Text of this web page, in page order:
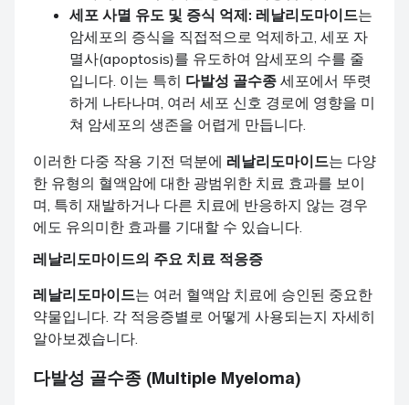
세포 사멸 유도 및 증식 억제: 레날리도마이드는
암세포의 증식을 직접적으로 억제하고, 세포 자
멸사(apoptosis)를 유도하여 암세포의 수를 줄
입니다. 이는 특히 다발성 골수종 세포에서 뚜렷
하게 나타나며, 여러 세포 신호 경로에 영향을 미
쳐 암세포의 생존을 어렵게 만듭니다.
이러한 다중 작용 기전 덕분에 레날리도마이드는 다양
한 유형의 혈액암에 대한 광범위한 치료 효과를 보이
며, 특히 재발하거나 다른 치료에 반응하지 않는 경우
에도 유의미한 효과를 기대할 수 있습니다.
레날리도마이드의 주요 치료 적응증
레날리도마이드는 여러 혈액암 치료에 승인된 중요한
약물입니다. 각 적응증별로 어떻게 사용되는지 자세히
알아보겠습니다.
다발성 골수종 (Multiple Myeloma)